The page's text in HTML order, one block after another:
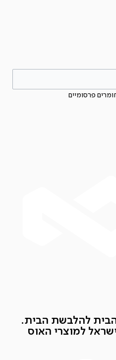
פרסומיים
להלבשת הבית.
למוצרי האוס